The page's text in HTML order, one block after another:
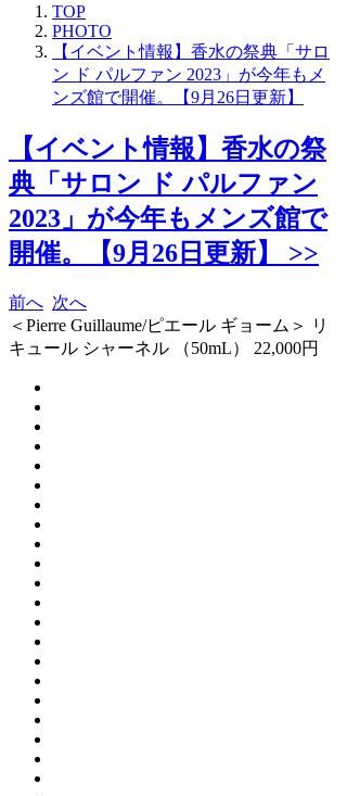
TOP
PHOTO
【イベント情報】香水の祭典「サロ
ン ド パルファン 2023」が今年もメ
ンズ館で開催。【9月26日更新】
【イベント情報】香水の祭
典「サロン ド パルファン
2023」が今年もメンズ館で
開催。【9月26日更新】 >>
前へ 次へ
＜Pierre Guillaume/ピエール ギョーム＞ リ
キュール シャーネル （50mL） 22,000円